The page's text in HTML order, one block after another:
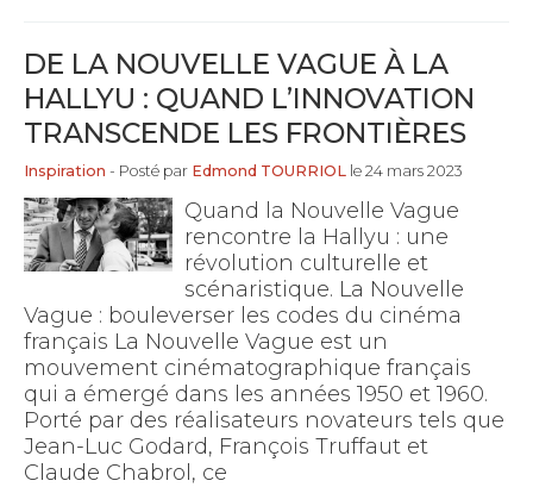
DE LA NOUVELLE VAGUE À LA
HALLYU : QUAND L’INNOVATION
TRANSCENDE LES FRONTIÈRES
Inspiration - Posté par Edmond TOURRIOL le 24 mars 2023
Quand la Nouvelle Vague
rencontre la Hallyu : une
révolution culturelle et
scénaristique. La Nouvelle
Vague : bouleverser les codes du cinéma
français La Nouvelle Vague est un
mouvement cinématographique français
qui a émergé dans les années 1950 et 1960.
Porté par des réalisateurs novateurs tels que
Jean-Luc Godard, François Truffaut et
Claude Chabrol, ce